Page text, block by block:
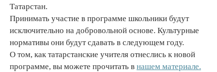
Татарстан.
Принимать участие в программе школьники будут
исключительно на добровольной основе. Культурные
нормативы они будут сдавать в следующем году.
О том, как татарстанские учителя отнеслись к новой
программе, вы можете прочитать в нашем материале.